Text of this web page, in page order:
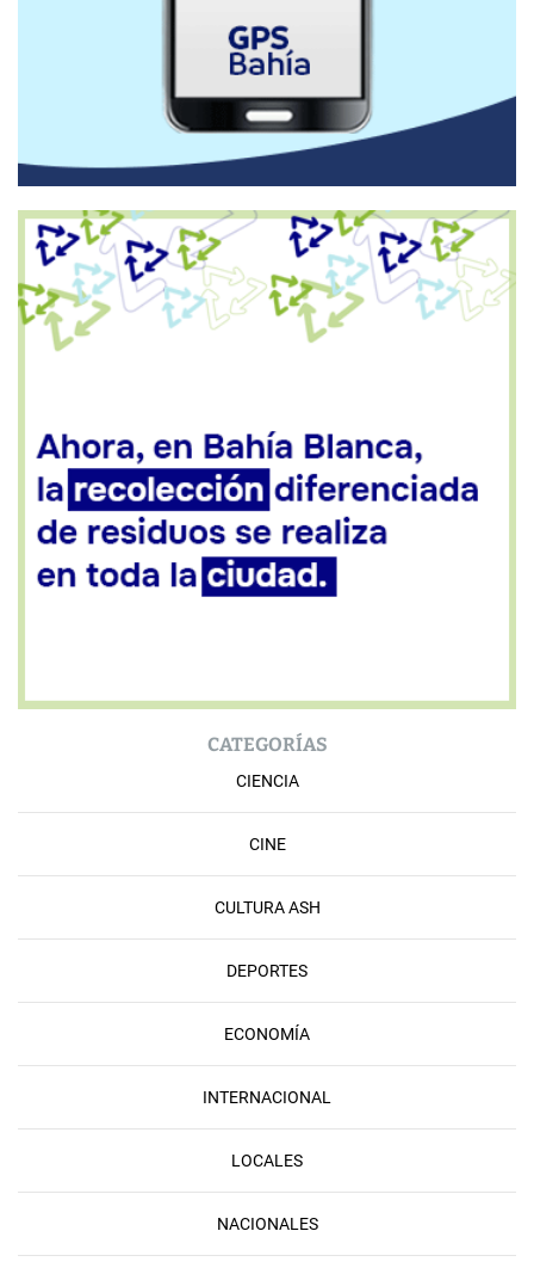
CATEGORÍAS
CIENCIA
CINE
CULTURA ASH
DEPORTES
ECONOMÍA
INTERNACIONAL
LOCALES
NACIONALES